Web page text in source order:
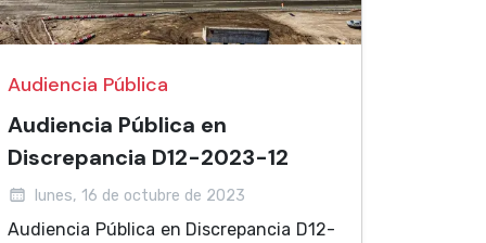
Audiencia Pública
Audiencia Pública en
Discrepancia D12-2023-12
lunes, 16 de octubre de 2023
Audiencia Pública en Discrepancia D12-